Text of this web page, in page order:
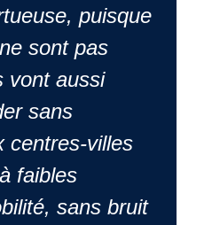
puisque
sont pas
vont aussi
sans
centres-villes
faibles
sans bruit